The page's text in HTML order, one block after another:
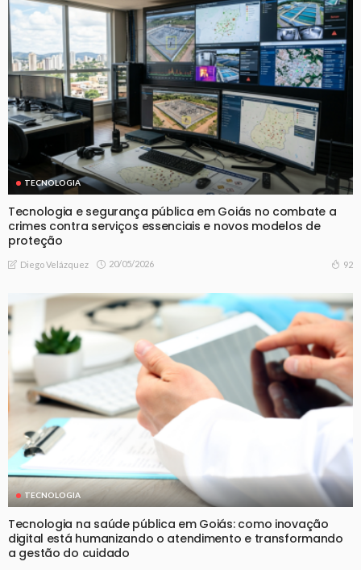
TECNOLOGIA
Tecnologia e segurança pública em Goiás no combate a
crimes contra serviços essenciais e novos modelos de
proteção
Diego Velázquez 20/05/2026 92
TECNOLOGIA
Tecnologia na saúde pública em Goiás: como inovação
digital está humanizando o atendimento e transformando
a gestão do cuidado